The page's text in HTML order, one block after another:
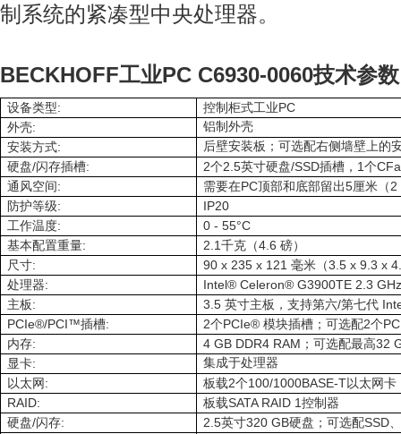
制系统的紧凑型中央处理器。
BECKHOFF工业PC C6930-0060技术参数
设备类型: 控制柜式工业PC
外壳:
铝制外壳
安装方式:
后壁安装板；可选配右侧墙壁上的
硬盘/闪存插槽: 2个2.5英寸硬盘/SSD插槽， 1 个
通风空间 : 需要在PC顶部和底部留出5厘米（ 2
防护等级: IP20
工作温度: 0 - 55°C
基本配置重量: 2.1 千克（4.6 磅）
尺寸: 90 x 235 x 121 毫米（3.5 x 9.3 x
处理器: Intel® Celeron® G3900TE 2.3 GHz
主板 : 3.5 英寸主板，支持第六/第七代
PCIe®/PCI™插槽: 2个PCIe® 模块插槽；可选配2个
内存: 4 GB DDR4 RAM ；可选配最高32
显卡:
集成于处理器
以太网 : 板载2个100/1000BASE-T以太网卡
RAID: 板载SATA RAID 1 控制器
硬盘/闪存: 2.5英寸320 GB硬盘；可选配SSD、